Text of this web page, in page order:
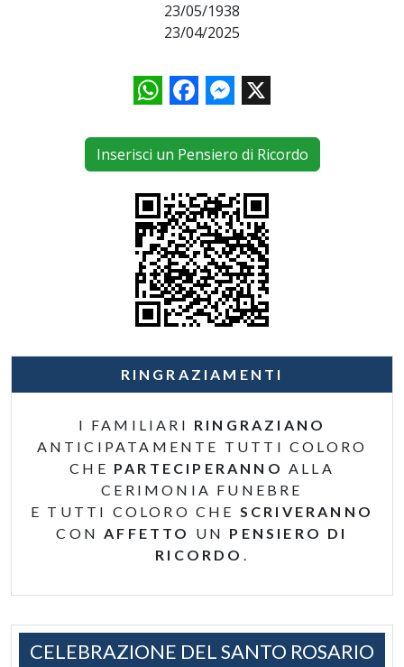
23/05/1938
23/04/2025
WhatsAppFacebookMessenger
X
Inserisci un Pensiero di Ricordo
RINGRAZIAMENTI
I FAMILIARI RINGRAZIANO
ANTICIPATAMENTE TUTTI COLORO
CHE PARTECIPERANNO ALLA
CERIMONIA FUNEBRE
E TUTTI COLORO CHE SCRIVERANNO
CONAFFETTO UN PENSIERO DI
RICORDO .
CELEBRAZIONE DEL SANTO ROSARIO